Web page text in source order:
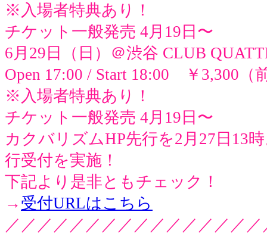
※入場者特典あり！
チケット一般発売 4月19日〜
6月29日（日）＠渋谷 CLUB
Open 17:00 / Start 18:00 ￥3,300（
※入場者特典あり！
チケット一般発売 4月19日〜
カクバリズムHP先行を2月27日13
行受付を実施！
下記より是非ともチェック！
→ 受付URLはこちら
／／／／／／／／／／／／／／／